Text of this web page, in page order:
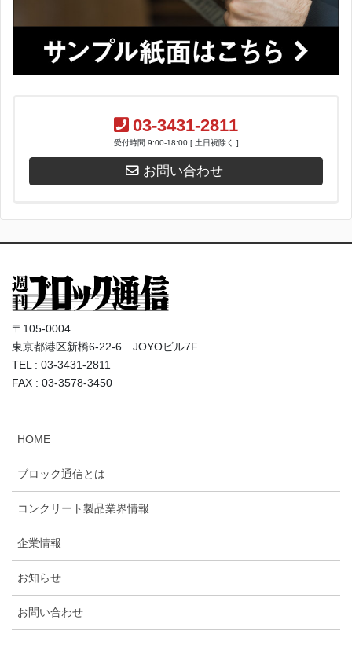
03-3431-2811
受付時間 9:00-18:00 [ 土日祝除く ]
お問い合わせ
〒105-0004
東京都港区新橋6-22-6 JOYOビル7F
TEL : 03-3431-2811
FAX : 03-3578-3450
HOME
ブロック通信とは
コンクリート製品業界情報
企業情報
お知らせ
お問い合わせ